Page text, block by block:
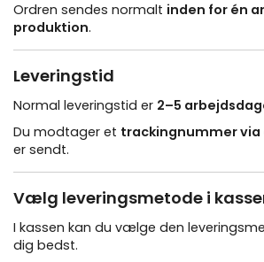
Ordren sendes normalt inden for én
produktion.
Leveringstid
Normal leveringstid er 2–5
Du modtager et trackingnummer
er sendt.
Vælg leveringsmetode i
I kassen kan du vælge den
dig bedst.